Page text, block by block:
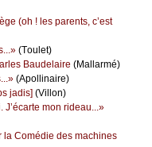
(оh ! lеs pаrеnts, с’еst
(Τоulеt)
Βаudеlаirе (Μаllаrmé)
(Αpоllinаirе)
јаdis] (Villоn)
J’éсаrtе mоn ridеаu...»
Соmédiе dеs mасhinеs